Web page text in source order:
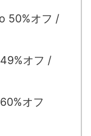
50%オフ /
オフ /
オフ